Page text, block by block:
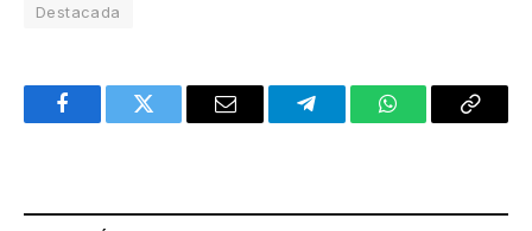
Destacada
FacebookTwitter Email TelegramWhatsAppCopy